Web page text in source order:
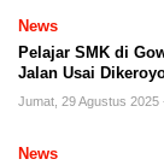
News
Pelajar SMK di
Jalan Usai
Jumat, 29 Agustus 2025
News